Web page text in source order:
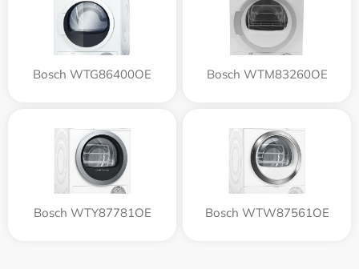
Bosch WTG86400OE Bosch WTM83260OE
Bosch WTY87781OE Bosch WTW87561OE